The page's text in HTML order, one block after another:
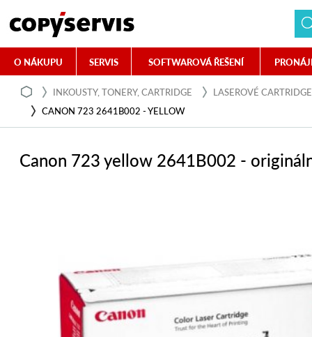
O NÁKUPU SERVIS SOFTWAROVÁ ŘEŠENÍ
INKOUSTY, TONERY, CARTRIDGE
LASEROVÉ CARTRIDGE
CANON 723 2641B002 - YELLOW
Canon 723 yellow 2641B002 -